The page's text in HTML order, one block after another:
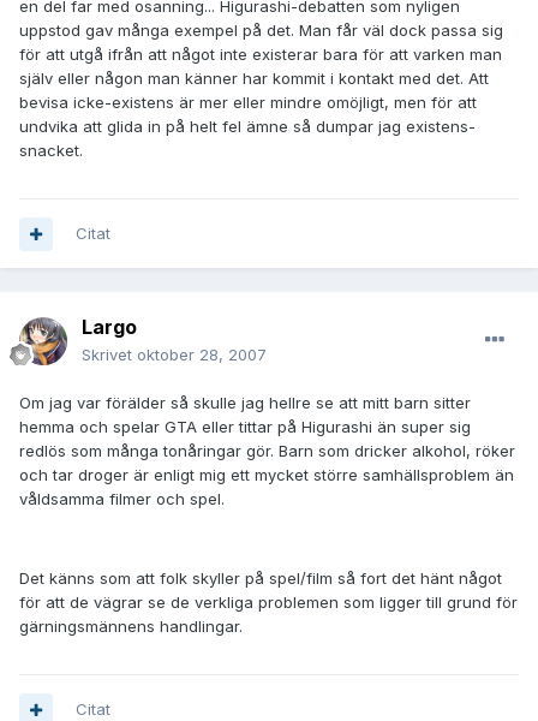
en del far med osanning... Higurashi-debatten som nyligen
uppstod gav många exempel på det. Man får väl dock passa sig
för att utgå ifrån att något inte existerar bara för att varken man
själv eller någon man känner har kommit i kontakt med det. Att
bevisa icke-existens är mer eller mindre omöjligt, men för att
undvika att glida in på helt fel ämne så dumpar jag existens-
snacket.
Citat
Largo
Skrivet oktober 28, 2007
Om jag var förälder så skulle jag hellre se att mitt barn sitter
hemma och spelar GTA eller tittar på Higurashi än super sig
redlös som många tonåringar gör. Barn som dricker alkohol, röker
och tar droger är enligt mig ett mycket större samhällsproblem än
våldsamma filmer och spel.
Det känns som att folk skyller på spel/film så fort det hänt något
för att de vägrar se de verkliga problemen som ligger till grund för
gärningsmännens handlingar.
Citat